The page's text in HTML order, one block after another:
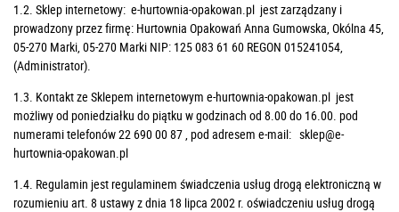
1.2. Sklep internetowy: e-hurtownia-opakowan.pl jest zarządzany i
prowadzony przez firmę: Hurtownia Opakowań Anna Gumowska, Okólna 45,
05-270 Marki, 05-270 Marki NIP: 125 083 61 60 REGON 015241054,
(Administrator).
1.3. Kontakt ze Sklepem internetowym e-hurtownia-opakowan.pl jest
możliwy od poniedziałku do piątku w godzinach od 8.00 do 16.00. pod
numerami telefonów 22 690 00 87 , pod adresem e-mail: sklep@e-
hurtownia-opakowan.pl
1.4. Regulamin jest regulaminem świadczenia usług drogą elektroniczną w
rozumieniu art. 8 ustawy z dnia 18 lipca 2002 r. oświadczeniu usług drogą